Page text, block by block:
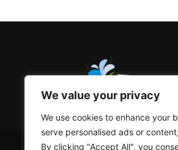
We value your privacy
We use cookies to enhance your
serve personalised ads or
By clicking "Accept All", you
© Bassaparola.it 2015-